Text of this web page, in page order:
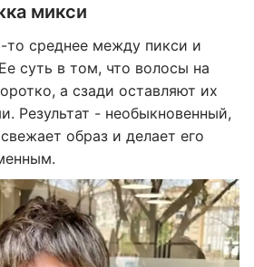
микси
то среднее между пикси и
суть в том, что волосы на
а сзади оставляют их
Результат - необыкновенный,
образ и делает его